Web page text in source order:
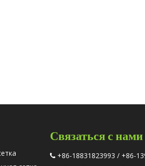
Связаться с нами
+86-18831823993 / +86-